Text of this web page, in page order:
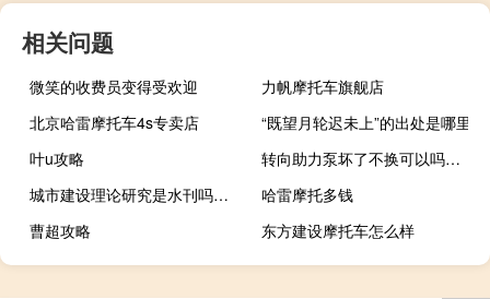
相关问题
微笑的收费员变得受欢迎
力帆摩托车旗舰店
北京哈雷摩托车4s专卖店
“既望月轮迟未上”的出处是哪里
叶u攻略
转向助力泵坏了不换可以吗（转向助力泵坏了的表现）
城市建设理论研究是水刊吗（城市建设理论研究）
哈雷摩托多钱
曹超攻略
东方建设摩托车怎么样